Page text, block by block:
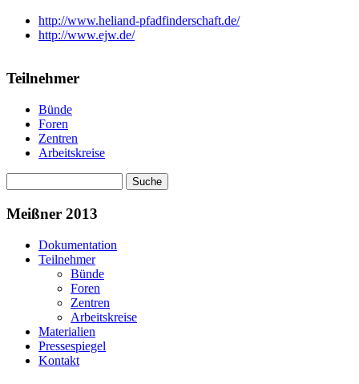
http://www.heliand-pfadfinderschaft.de/
http://www.ejw.de/
Teilnehmer
Bünde
Foren
Zentren
Arbeitskreise
Meißner 2013
Dokumentation
Teilnehmer
Bünde
Foren
Zentren
Arbeitskreise
Materialien
Pressespiegel
Kontakt